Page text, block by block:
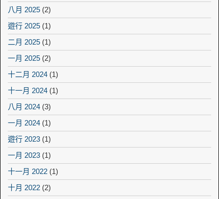
八月 2025 (2)
遊行 2025 (1)
二月 2025 (1)
一月 2025 (2)
十二月 2024 (1)
十一月 2024 (1)
八月 2024 (3)
一月 2024 (1)
遊行 2023 (1)
一月 2023 (1)
十一月 2022 (1)
十月 2022 (2)